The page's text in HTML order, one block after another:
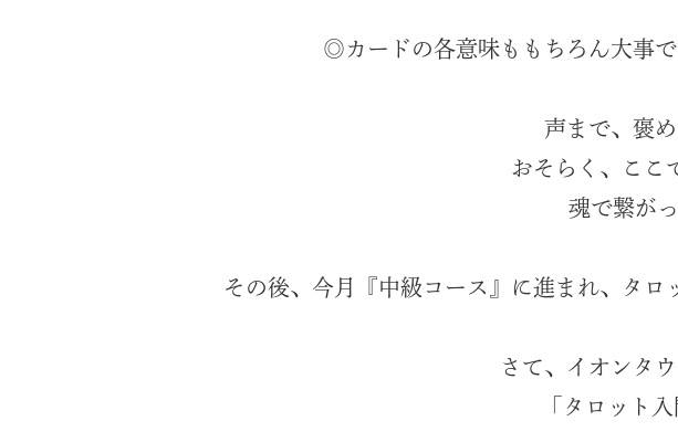
◎カードの各意味ももちろん大事
声まで、褒
おそらく、ここ
魂で繋が
その後、今月『中級コース』に進まれ、タロ
さて、イオンタ
「タロット